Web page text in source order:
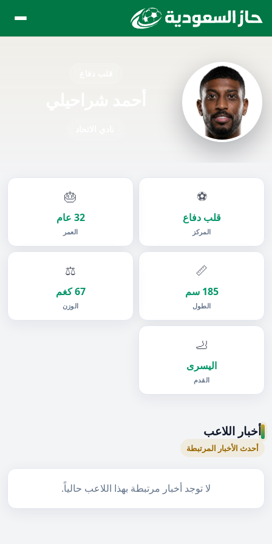
⚽
قلب دفاع
المركز
🎂
32 عام
العمر
📏
185 سم
الطول
⚖️
67 كغم
الوزن
🦶
اليسرى
القدم
أخبار اللاعب
أحدث الأخبار المرتبطة
لا توجد أخبار مرتبطة بهذا اللاعب حالياً.